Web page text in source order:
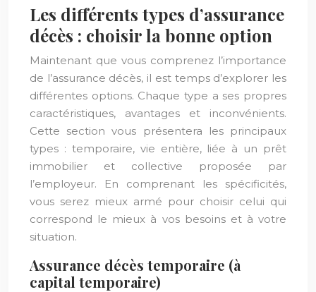
Les différents types d’assurance
décès : choisir la bonne option
Maintenant que vous comprenez l’importance
de l’assurance décès, il est temps d’explorer les
différentes options. Chaque type a ses propres
caractéristiques, avantages et inconvénients.
Cette section vous présentera les principaux
types : temporaire, vie entière, liée à un prêt
immobilier et collective proposée par
l’employeur. En comprenant les spécificités,
vous serez mieux armé pour choisir celui qui
correspond le mieux à vos besoins et à votre
situation.
Assurance décès temporaire (à
capital temporaire)